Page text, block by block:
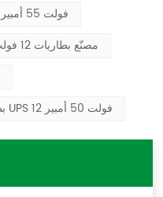
بطارية UPS 12 فولت 55 أمبير
مصنّع بطاريات 12 فولت 55 أمبير
بطارية UPS 12 فولت 50 أمبير